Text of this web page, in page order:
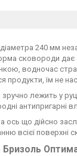
240 мм
сковороди
водночас
продукти, їм не
лежить у
антипригарні
що дійсно
всієї
Бризоль